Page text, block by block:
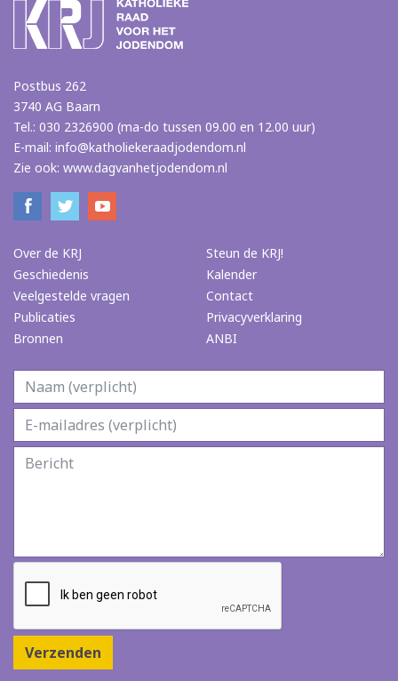
Postbus 262
3740 AG Baarn
Tel.: 030 2326900 (ma-do tussen 09.00 en 12.00 uur)
E-mail: info@katholiekeraadjodendom.nl
Zie ook: www.dagvanhetjodendom.nl
Over de KRJ
Geschiedenis
Veelgestelde vragen
Publicaties
Bronnen
Steun de KRJ!
Kalender
Contact
Privacyverklaring
ANBI
Verzenden